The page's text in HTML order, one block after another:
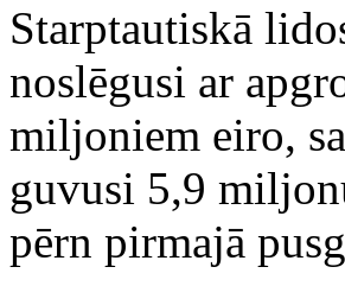
Starptautiskā
noslēgusi ar
miljoniem eiro,
guvusi 5,9
pērn pirmajā